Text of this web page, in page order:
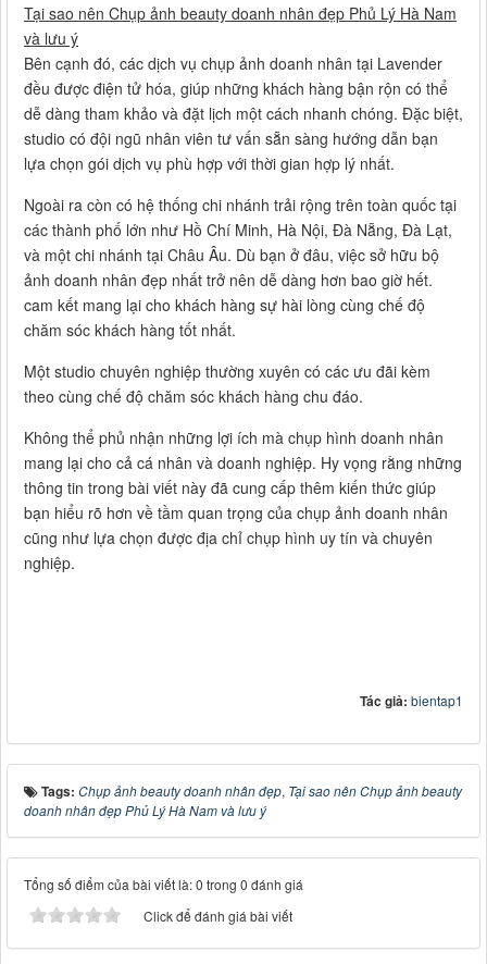
Tại sao nên Chụp ảnh beauty doanh nhân đẹp Phủ Lý Hà Nam
và lưu ý
Bên cạnh đó, các dịch vụ chụp ảnh doanh nhân tại Lavender
đều được điện tử hóa, giúp những khách hàng bận rộn có thể
dễ dàng tham khảo và đặt lịch một cách nhanh chóng. Đặc biệt,
studio có đội ngũ nhân viên tư vấn sẵn sàng hướng dẫn bạn
lựa chọn gói dịch vụ phù hợp với thời gian hợp lý nhất.
Ngoài ra còn có hệ thống chi nhánh trải rộng trên toàn quốc tại
các thành phố lớn như Hồ Chí Minh, Hà Nội, Đà Nẵng, Đà Lạt,
và một chi nhánh tại Châu Âu. Dù bạn ở đâu, việc sở hữu bộ
ảnh doanh nhân đẹp nhất trở nên dễ dàng hơn bao giờ hết.
cam kết mang lại cho khách hàng sự hài lòng cùng chế độ
chăm sóc khách hàng tốt nhất.
Một studio chuyên nghiệp thường xuyên có các ưu đãi kèm
theo cùng chế độ chăm sóc khách hàng chu đáo.
Không thể phủ nhận những lợi ích mà chụp hình doanh nhân
mang lại cho cả cá nhân và doanh nghiệp. Hy vọng rằng những
thông tin trong bài viết này đã cung cấp thêm kiến thức giúp
bạn hiểu rõ hơn về tầm quan trọng của chụp ảnh doanh nhân
cũng như lựa chọn được địa chỉ chụp hình uy tín và chuyên
nghiệp.
Tác giả: bientap1
Tags: Chụp ảnh beauty doanh nhân đẹp, Tại sao nên Chụp ảnh beauty
doanh nhân đẹp Phủ Lý Hà Nam và lưu ý
Tổng số điểm của bài viết là: 0 trong 0 đánh giá
Click để đánh giá bài viết